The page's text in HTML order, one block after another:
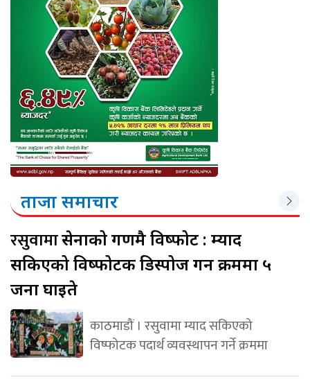
ताजा समाचार
रसुवामासेनाको गणमै विष्फोट : म्याद
सकिएको विष्फोटक डिस्पोज गर्ने क्रममा ५
जना घाइते
काठमाडौं । रसुवामा म्याद सकिएको
विष्फोटक पदार्थ व्यवस्थापन गर्ने क्रममा